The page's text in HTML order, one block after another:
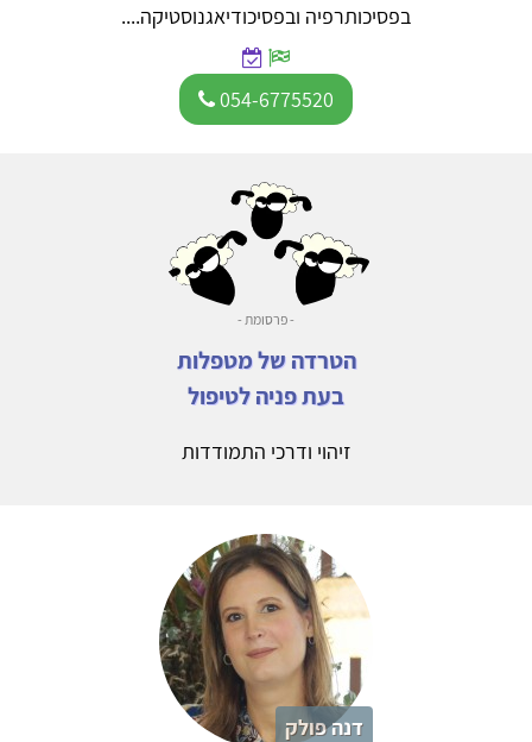
בפסיכותרפיה ובפסיכודיאגנוסטיקה....
054-6775520
- פרסומת -
הטרדה של מטפלות
בעת פניה לטיפול
זיהוי ודרכי התמודדות
דנה פולק